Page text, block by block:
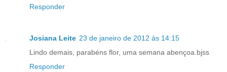
Responder
Josiana Leite 23 de janeiro de 2012 às 14:15
Lindo demais, parabéns flor, uma semana abençoa.bjss
Responder